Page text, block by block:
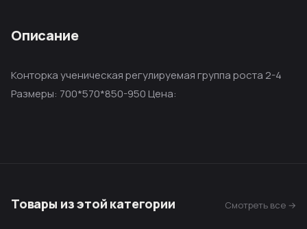
Описание
Конторка ученическая регулируемая группа роста 2-4
Размеры: 700*570*850-950 Цена:
Товары из этой категории Смотреть все →